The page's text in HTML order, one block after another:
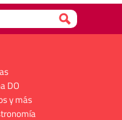
DO
y más